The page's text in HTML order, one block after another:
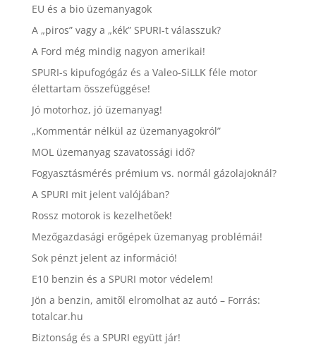
EU és a bio üzemanyagok
A „piros” vagy a „kék” SPURI-t válasszuk?
A Ford még mindig nagyon amerikai!
SPURI-s kipufogógáz és a Valeo-SiLLK féle motor
élettartam összefüggése!
Jó motorhoz, jó üzemanyag!
„Kommentár nélkül az üzemanyagokról”
MOL üzemanyag szavatossági idő?
Fogyasztásmérés prémium vs. normál gázolajoknál?
A SPURI mit jelent valójában?
Rossz motorok is kezelhetõek!
Mezőgazdasági erőgépek üzemanyag problémái!
Sok pénzt jelent az információ!
E10 benzin és a SPURI motor védelem!
Jön a benzin, amitõl elromolhat az autó – Forrás:
totalcar.hu
Biztonság és a SPURI együtt jár!